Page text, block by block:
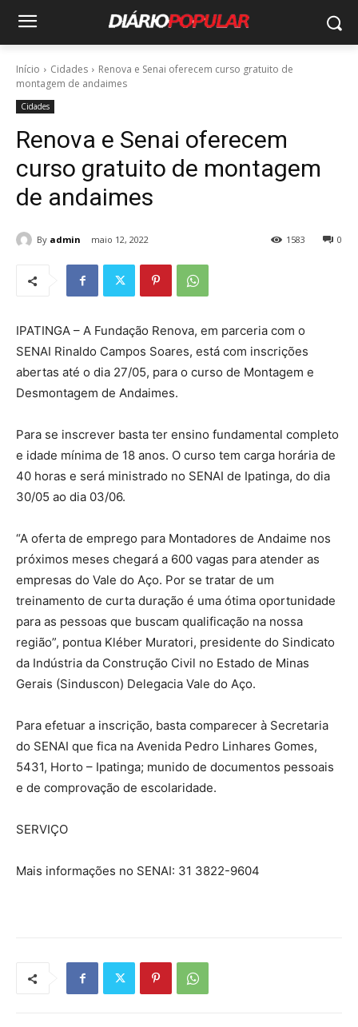
Início Cidades
Renova e Senai oferecem curso gratuito de
montagem de andaimes
Cidades
Renova e Senai oferecem
curso gratuito de montagem
de andaimes
By admin maio 12, 2022 0
1583
IPATINGA – A Fundação Renova, em parceria com o
SENAI Rinaldo Campos Soares, está com inscrições
abertas até o dia 27/05, para o curso de Montagem e
Desmontagem de Andaimes.
Para se inscrever basta ter ensino fundamental completo
e idade mínima de 18 anos. O curso tem carga horária de
40 horas e será ministrado no SENAI de Ipatinga, do dia
30/05 ao dia 03/06.
“A oferta de emprego para Montadores de Andaime nos
próximos meses chegará a 600 vagas para atender as
empresas do Vale do Aço. Por se tratar de um
treinamento de curta duração é uma ótima oportunidade
para as pessoas que buscam qualificação na nossa
região”, pontua Kléber Muratori, presidente do Sindicato
da Indústria da Construção Civil no Estado de Minas
Gerais (Sinduscon) Delegacia Vale do Aço.
Para efetuar a inscrição, basta comparecer à Secretaria
do SENAI que fica na Avenida Pedro Linhares Gomes,
5431, Horto – Ipatinga; munido de documentos pessoais
e de comprovação de escolaridade.
SERVIÇO
Mais informações no SENAI: 31 3822-9604